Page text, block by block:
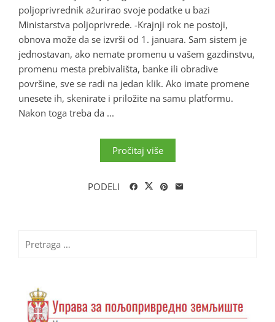
poljoprivrednik ažurirao svoje podatke u bazi
Ministarstva poljoprivrede. -Krajnji rok ne postoji,
obnova može da se izvrši od 1. januara. Sam sistem je
jednostavan, ako nemate promenu u vašem gazdinstvu,
promenu mesta prebivališta, banke ili obradive
površine, sve se radi na jedan klik. Ako imate promene
unesete ih, skenirate i priložite na samu platformu.
Nakon toga treba da ...
Pročitaj više
PODELI
za: